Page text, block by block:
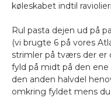
køleskabet indtil
Rul pasta dejen ud på
(vi brugte 6 på vores
strimler på tværs der er
fyld på midt på den
den anden halvdel
omkring fyldet mens